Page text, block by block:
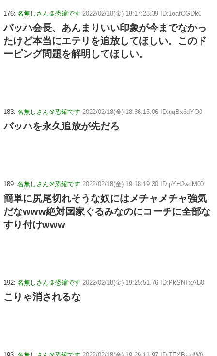
176: 名無しさん＠恐縮です 2022/02/18(金) 18:17:23.39 ID:1oafQGDk0
バッハ会長、あんまりいい印象が今までなかっ
たけど本当にエテリを追放してほしい。このド
ーピング問題を解明してほしい。
183: 名無しさん＠恐縮です 2022/02/18(金) 18:36:15.06 ID:uqBx6dYO0
バッハを永久追放が先だろ
189: 名無しさん＠恐縮です 2022/02/18(金) 19:18:19.30 ID:pYHJwcM00
簡単に尻尾切れそうな奴にはメチャメチャ強気
だなwww絶対国家ぐるみなのにコーチに全部な
すり付けwww
192: 名無しさん＠恐縮です 2022/02/18(金) 19:25:51.76 ID:PkSNTxAB0
こりゃ消されるな